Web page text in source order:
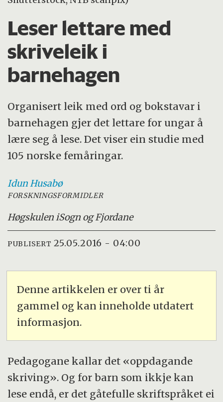
Leser lettare med
skriveleik i
barnehagen
Organisert leik med ord og bokstavar i
barnehagen gjer det lettare for ungar å
lære seg å lese. Det viser ein studie med
105 norske femåringar.
IdunHusabø
FORSKNINGSFORMIDLER
Høgskulen iSogn og Fjordane
PUBLISERT 25.05.2016 - 04:00
Denne artikkelen er over ti år
gammel og kan inneholde utdatert
informasjon.
Pedagogane kallar det «oppdagande
skriving». Og for barn som ikkje kan
lese endå, er det gåtefulle skriftspråket ei